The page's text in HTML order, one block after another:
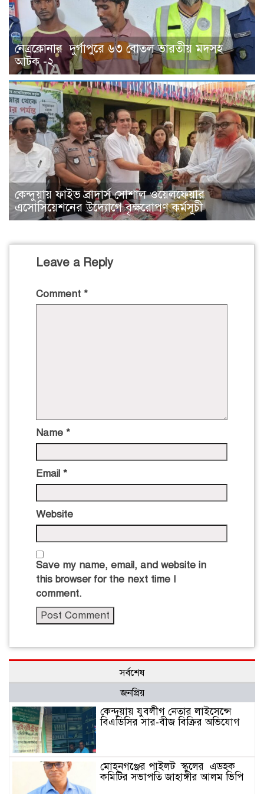
নেত্রকোনার দুর্গাপুরে ৬৩ বোতল ভারতীয় মদসহ
আটক -২
কেন্দুয়ায় ফাইভ ব্রাদার্স সোশাল ওয়েলফেয়ার
এসোসিয়েশনের উদ্যোগে বৃক্ষরোপণ কর্মসূচী
Leave a Reply
Comment *
Name *
Email *
Website
Save my name, email, and website in
this browser for the next time I
comment.
সর্বশেষ
জনপ্রিয়
কেন্দুয়ায় যুবলীগ নেতার লাইসেন্সে
বিএডিসির সার-বীজ বিক্রির অভিযোগ
মোহনগঞ্জের পাইলট স্কুলের এডহক
কমিটির সভাপতি জাহাঙ্গীর আলম ভিপি